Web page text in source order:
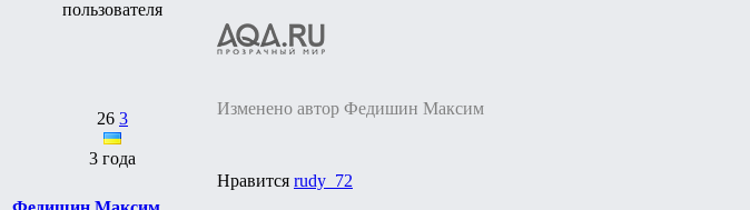
26 3
3 года
Изменено автор Федишин Максим
Нравится rudy_72